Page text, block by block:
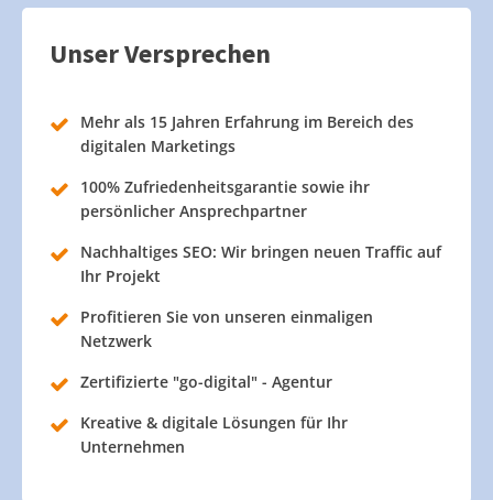
Unser Versprechen
Mehr als 15 Jahren Erfahrung im Bereich des
digitalen Marketings
100% Zufriedenheitsgarantie sowie ihr
persönlicher Ansprechpartner
Nachhaltiges SEO: Wir bringen neuen Traffic auf
Ihr Projekt
Profitieren Sie von unseren einmaligen
Netzwerk
Zertifizierte "go-digital" - Agentur
Kreative & digitale Lösungen für Ihr
Unternehmen